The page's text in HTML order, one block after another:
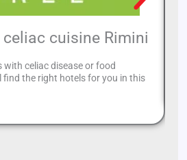
cuisine Rimini
with celiac disease or food
find the right hotels for you in this